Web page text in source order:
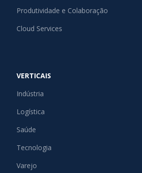
Produtividade e Colaboração
Cloud Services
VERTICAIS
Indústria
Logística
Saúde
Tecnologia
Varejo